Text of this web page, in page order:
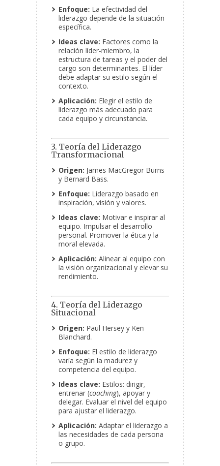
Enfoque: La efectividad del
liderazgo depende de la situación
específica.
Ideas clave: Factores como la
relación líder-miembro, la
estructura de tareas y el poder del
cargo son determinantes. El líder
debe adaptar su estilo según el
contexto.
Aplicación: Elegir el estilo de
liderazgo más adecuado para
cada equipo y circunstancia.
3. Teoría del Liderazgo
Transformacional
Origen: James MacGregor Burns
y Bernard Bass.
Enfoque: Liderazgo basado en
inspiración, visión y valores.
Ideas clave: Motivar e inspirar al
equipo. Impulsar el desarrollo
personal. Promover la ética y la
moral elevada.
Aplicación: Alinear al equipo con
la visión organizacional y elevar su
rendimiento.
4. Teoría del Liderazgo
Situacional
Origen: Paul Hersey y Ken
Blanchard.
Enfoque: El estilo de liderazgo
varía según la madurez y
competencia del equipo.
Ideas clave: Estilos: dirigir,
entrenar (coaching), apoyar y
delegar. Evaluar el nivel del equipo
para ajustar el liderazgo.
Aplicación: Adaptar el liderazgo a
las necesidades de cada persona
o grupo.